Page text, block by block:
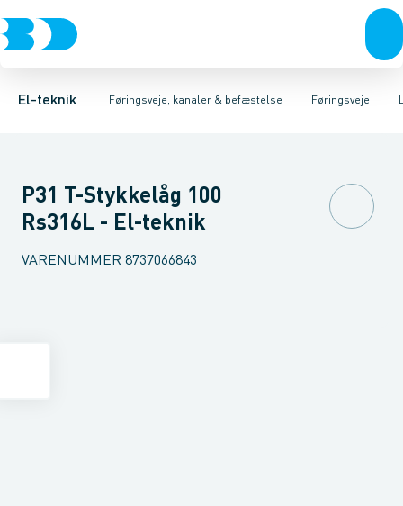
El-teknik Føringsveje, kanaler & befæstelse
Afbrydere, stikkontakter & lampeudtagForgreningsmateriel
Føringsveje
Føringsveje Installationskanaler for gulvInstallationskanaler
Gitterbakke Endestykke til kabelbakkeMontageplade til
P31 T-Stykkelåg 100
Rs316L - El-teknik
VARENUMMER 8737066843